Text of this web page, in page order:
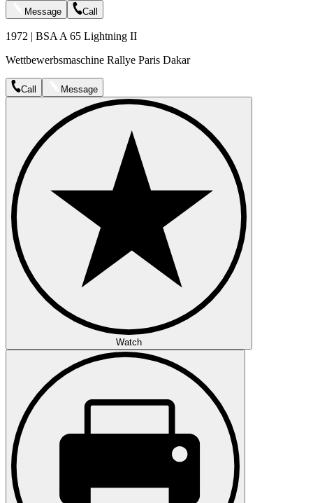
Message
Call
1972 | BSA A 65 Lightning II
Wettbewerbsmaschine Rallye Paris Dakar
Call Message
Watch